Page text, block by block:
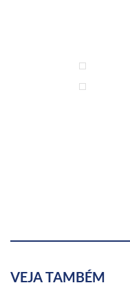
VEJA TAMBÉM